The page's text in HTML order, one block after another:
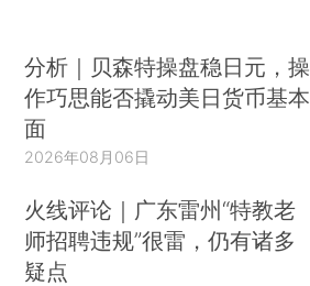
分析｜贝森特操盘稳日元，操
作巧思能否撬动美日货币基本
面
2026年08月06日
火线评论｜广东雷州“特教老
师招聘违规”很雷，仍有诸多
疑点